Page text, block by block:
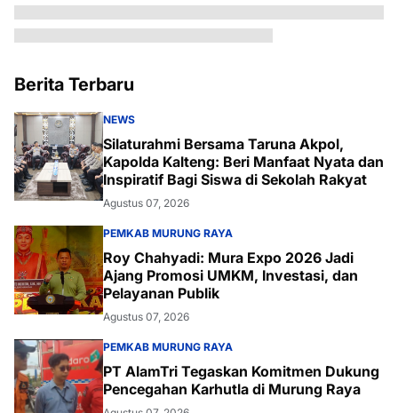
Berita Terbaru
NEWS
Silaturahmi Bersama Taruna Akpol,
Kapolda Kalteng: Beri Manfaat Nyata dan
Inspiratif Bagi Siswa di Sekolah Rakyat
Agustus 07, 2026
PEMKAB MURUNG RAYA
Roy Chahyadi: Mura Expo 2026 Jadi
Ajang Promosi UMKM, Investasi, dan
Pelayanan Publik
Agustus 07, 2026
PEMKAB MURUNG RAYA
PT AlamTri Tegaskan Komitmen Dukung
Pencegahan Karhutla di Murung Raya